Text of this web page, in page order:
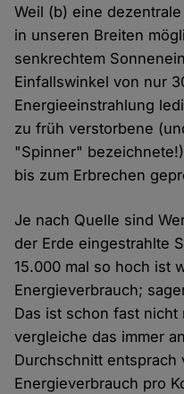
Weil (b) eine
in unseren Breiten
senkrechtem
Einfallswinkel von nur
Energieeinstrahlung
zu früh verstorbene
"Spinner"
bis zum Erbrechen
Je nach Quelle sind
der Erde eingestrahlte
15.000 mal so hoch ist
Energieverbrauch;
Das ist schon fast nicht
vergleiche das immer
Durchschnitt
Energieverbrauch pro